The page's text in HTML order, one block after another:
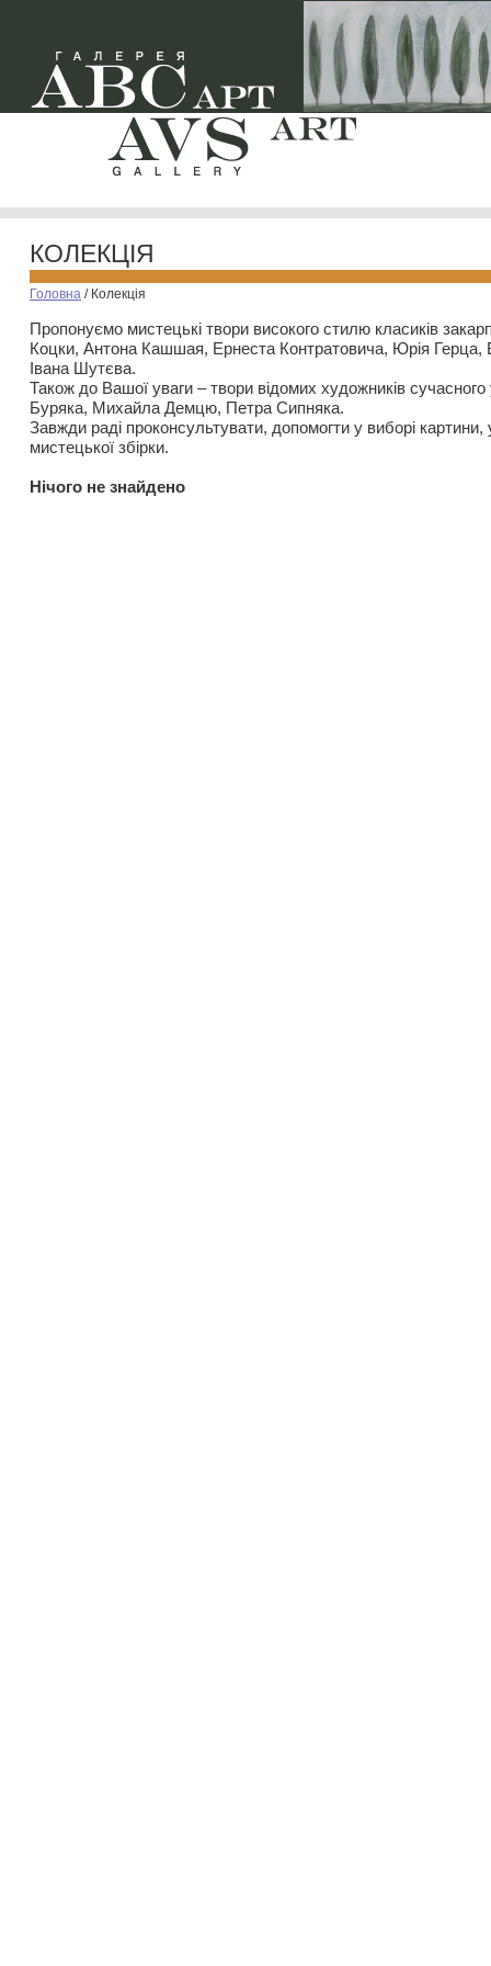
КОЛЕКЦІЯ
Головна / Колекція
Пропонуємо мистецькі твори високого стилю класиків
Коцки, Антона Кашшая, Ернеста Контратовича, Юрія
Івана Шутєва.
Також до Вашої уваги – твори відомих художників
Буряка, Михайла Демцю, Петра Сипняка.
Завжди раді проконсультувати, допомогти у виборі картини,
мистецької збірки.
Нiчого не знайдено